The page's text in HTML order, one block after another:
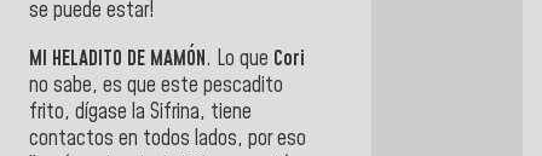
se puede estar!
MI HELADITO DE MAMÓN. Lo que Cori
no sabe, es que este pescadito
frito, dígase la Sifrina, tiene
contactos en todos lados, por eso